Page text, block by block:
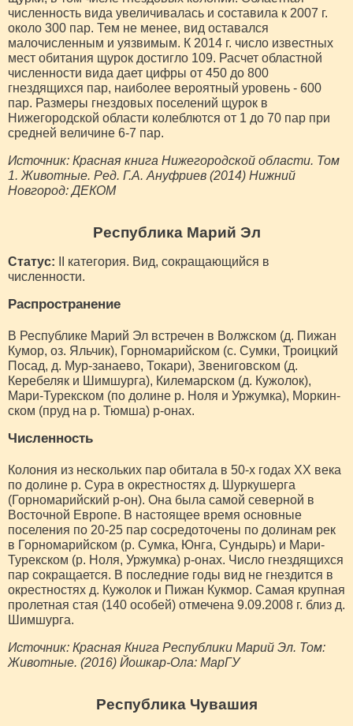
численность вида увеличивалась и составила к 2007 г.
около 300 пар. Тем не менее, вид оставался
малочисленным и уязвимым. К 2014 г. число известных
мест обитания щурок достигло 109. Расчет областной
численности вида дает цифры от 450 до 800
гнездящихся пар, наиболее вероятный уровень - 600
пар. Размеры гнездовых поселений щурок в
Нижегородской области колеблются от 1 до 70 пар при
средней величине 6-7 пар.
Источник: Красная книга Нижегородской области. Том
1. Животные. Ред. Г.А. Ануфриев (2014) Нижний
Новгород: ДЕКОМ
Республика Марий Эл
Статус: II категория. Вид, сокращающийся в
численности.
Распространение
В Республике Марий Эл встречен в Волжском (д. Пижан
Кумор, оз. Яльчик), Горномарийском (с. Сумки, Троицкий
Посад, д. Мур-занаево, Токари), Звениговском (д.
Керебеляк и Шимшурга), Килемарском (д. Кужолок),
Мари-Турекском (по долине р. Ноля и Уржумка), Моркин-
ском (пруд на р. Тюмша) р-онах.
Численность
Колония из нескольких пар обитала в 50-х годах XX века
по долине р. Сура в окрестностях д. Шуркушерга
(Горномарийский р-он). Она была самой северной в
Восточной Европе. В настоящее время основные
поселения по 20-25 пар сосредоточены по долинам рек
в Горномарийском (р. Сумка, Юнга, Сундырь) и Мари-
Турекском (р. Ноля, Уржумка) р-онах. Число гнездящихся
пар сокращается. В последние годы вид не гнездится в
окрестностях д. Кужолок и Пижан Кукмор. Самая крупная
пролетная стая (140 особей) отмечена 9.09.2008 г. близ д.
Шимшурга.
Источник: Красная Книга Республики Марий Эл. Том:
Животные. (2016) Йошкар-Ола: МарГУ
Республика Чувашия